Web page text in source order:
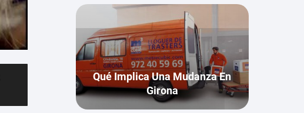
Qué Implica Una Mudanza En
Girona